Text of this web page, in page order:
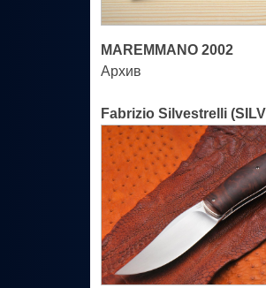
MAREMMANO 2002
Архив
Fabrizio Silvestrelli